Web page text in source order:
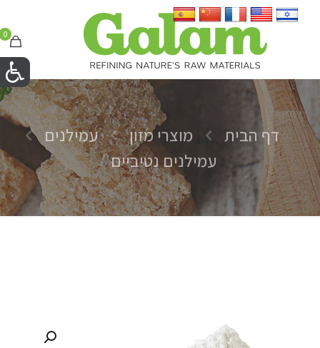
0
דף הבית מוצרי מזון
עמילנים
עמילנים נטיביים